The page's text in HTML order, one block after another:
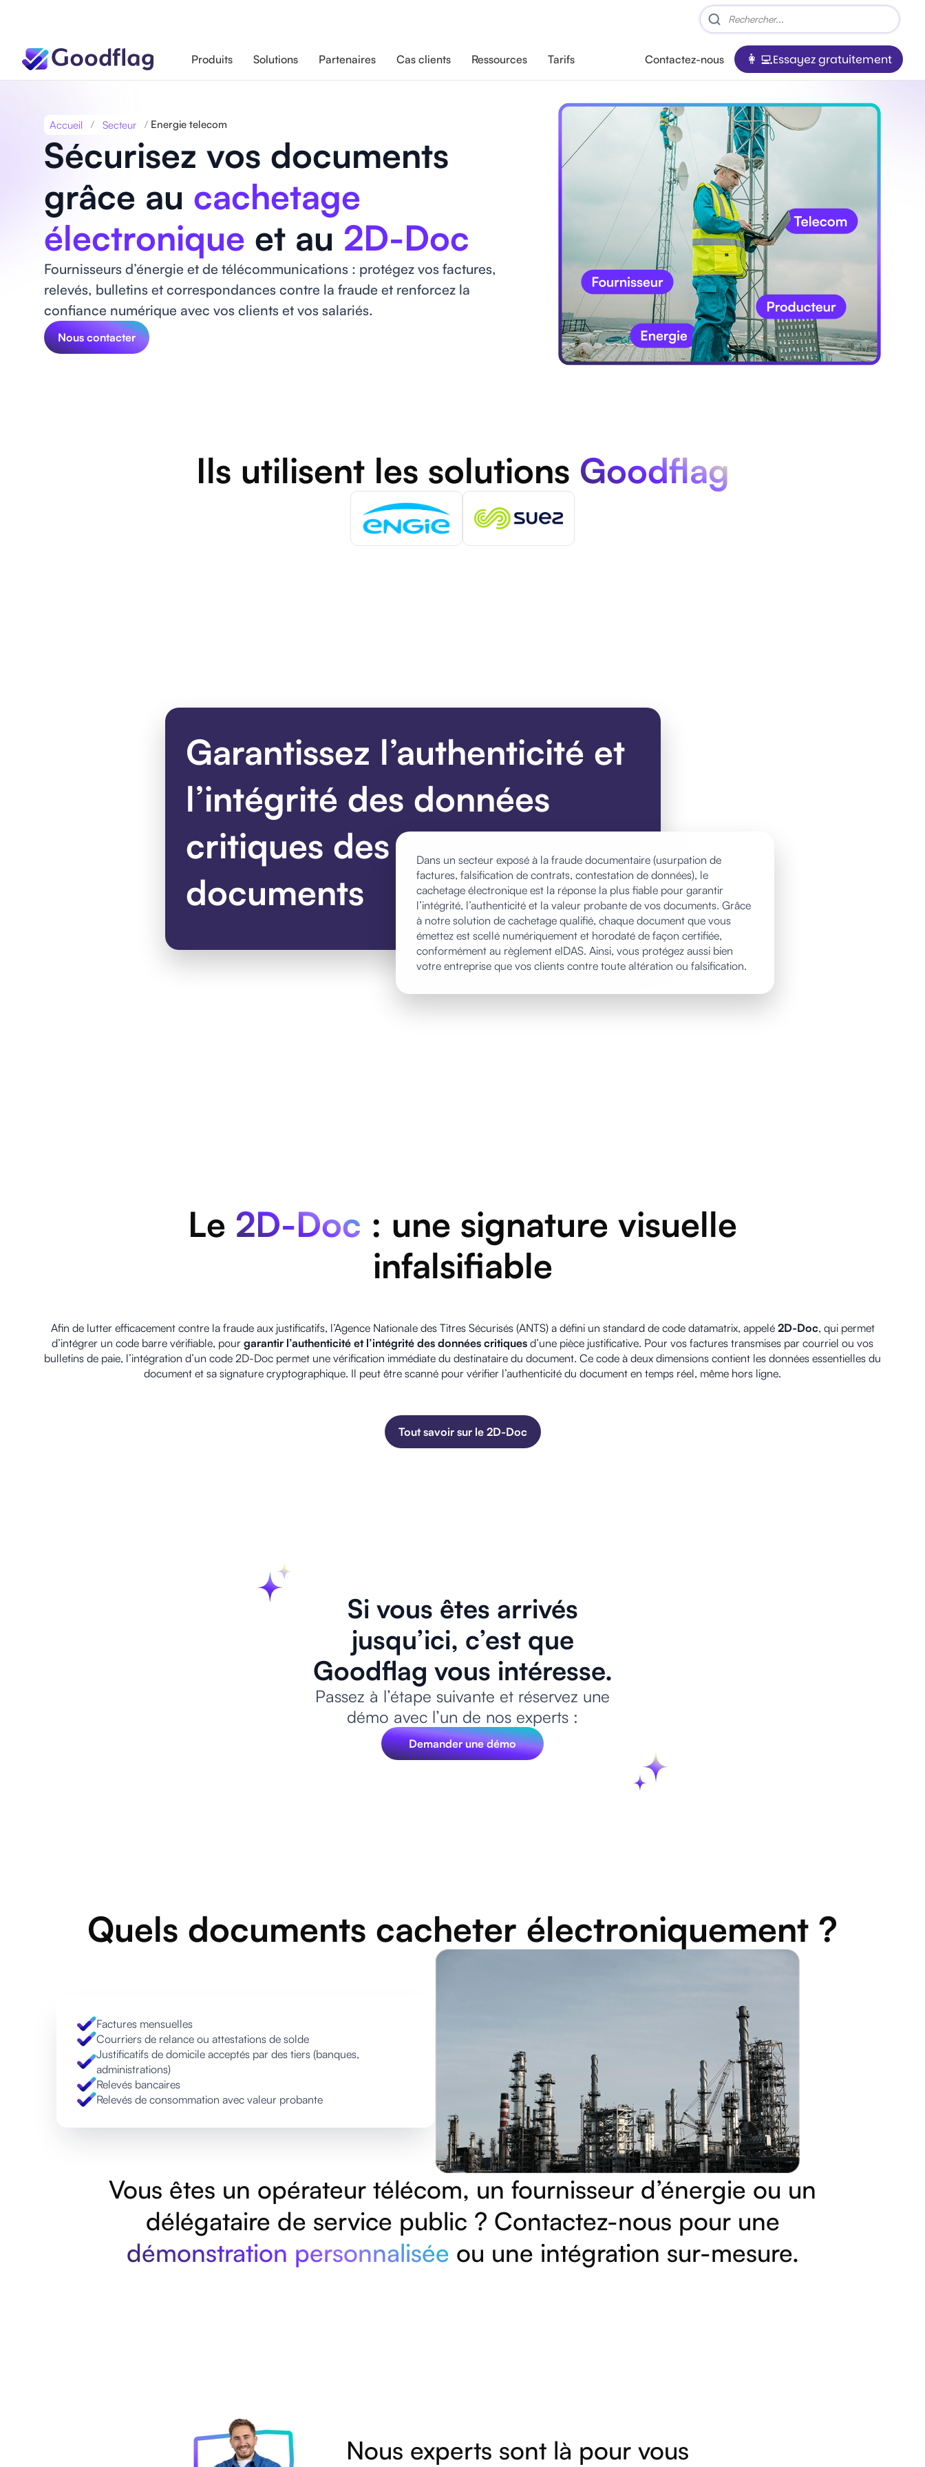
Produits Solutions Partenaires Cas clients Ressources Tarifs Contactez-nous Essayez gratuitement
Accueil / Secteur / Energie telecom
Sécurisez vos documents
grâce au cachetage
électronique et au 2D-Doc
Fournisseurs d’énergie et de télécommunications : protégez vos factures,
relevés, bulletins et correspondances contre la fraude et renforcez la
confiance numérique avec vos clients et vos salariés.
Nous contacter
Ils utilisent les solutions Goodflag
Garantissez l’authenticité et
l’intégrité des données
critiques des
documents
Dans un secteur exposé à la fraude documentaire (usurpation de
factures, falsification de contrats, contestation de données), le
cachetage électronique est la réponse la plus fiable pour garantir
l’intégrité, l’authenticité et la valeur probante de vos documents. Grâce
à notre solution de cachetage qualifié, chaque document que vous
émettez est scellé numériquement et horodaté de façon certifiée,
conformément au règlement eIDAS. Ainsi, vous protégez aussi bien
votre entreprise que vos clients contre toute altération ou falsification.
Le 2D-Doc : une signature visuelle
infalsifiable
Afin de lutter efficacement contre la fraude aux justificatifs, l’Agence Nationale des Titres Sécurisés (ANTS) a défini un standard de code datamatrix, appelé 2D-Doc, qui permet
d’intégrer un code barre vérifiable, pour garantir l’authenticité et l’intégrité des données critiques d’une pièce justificative. Pour vos factures transmises par courriel ou vos
bulletins de paie, l’intégration d’un code 2D-Doc permet une vérification immédiate du destinataire du document. Ce code à deux dimensions contient les données essentielles du
document et sa signature cryptographique. Il peut être scanné pour vérifier l’authenticité du document en temps réel, même hors ligne.
Tout savoir sur le 2D-Doc
Si vous êtes arrivés
jusqu’ici, c’est que
Goodflag vous intéresse.
Passez à l’étape suivante et réservez une
démo avec l’un de nos experts :
Demander une démo
Quels documents cacheter électroniquement ?
Factures mensuelles
Courriers de relance ou attestations de solde
Justificatifs de domicile acceptés par des tiers (banques,
administrations)
Relevés bancaires
Relevés de consommation avec valeur probante
Vous êtes un opérateur télécom, un fournisseur d’énergie ou un
délégataire de service public ? Contactez-nous pour une
démonstration personnalisée ou une intégration sur-mesure.
Nous experts sont là pour vous